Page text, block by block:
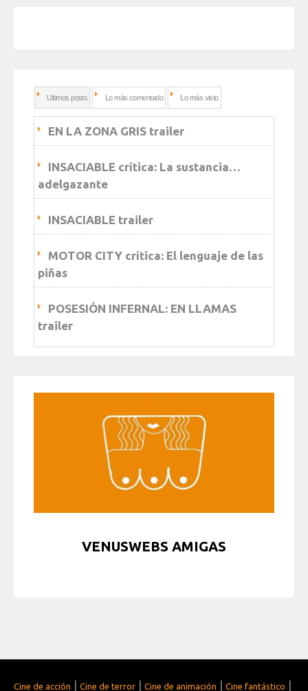
Ultimos posts Lo más comentado Lo más visto
EN LA ZONA GRIS trailer
INSACIABLE crítica: La sustancia…
adelgazante
INSACIABLE trailer
MOTOR CITY crítica: El lenguaje de las
piñas
POSESIÓN INFERNAL: EN LLAMAS
trailer
VENUSWEBS AMIGAS
Cine de acción | Cine de terror | Cine de animación | Cine fantástico |